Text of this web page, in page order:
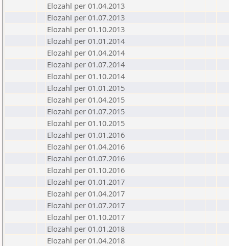
Elozahl per 01.04.2013
Elozahl per 01.07.2013
Elozahl per 01.10.2013
Elozahl per 01.01.2014
Elozahl per 01.04.2014
Elozahl per 01.07.2014
Elozahl per 01.10.2014
Elozahl per 01.01.2015
Elozahl per 01.04.2015
Elozahl per 01.07.2015
Elozahl per 01.10.2015
Elozahl per 01.01.2016
Elozahl per 01.04.2016
Elozahl per 01.07.2016
Elozahl per 01.10.2016
Elozahl per 01.01.2017
Elozahl per 01.04.2017
Elozahl per 01.07.2017
Elozahl per 01.10.2017
Elozahl per 01.01.2018
Elozahl per 01.04.2018